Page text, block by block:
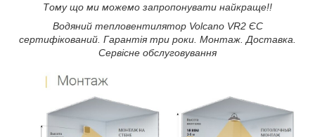
Тому що ми можемо запропонувати найкраще!!
Водяний тепловентилятор Volcano VR2 ЄС
сертифікований. Гарантія три роки. Монтаж. Доставка.
Сервісне обслуговування